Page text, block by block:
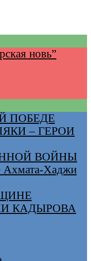
новь”
ПОБЕДЕ
– ГЕРОИ
ВОЙНЫ
Ахмата-Хаджи
КАДЫРОВА